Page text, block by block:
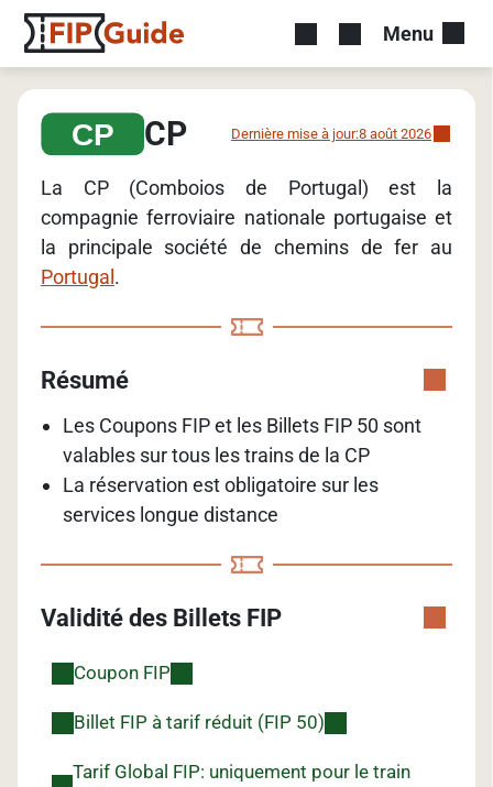
Menu
CP Dernière mise à jour:8 août 2026
La CP (Comboios de Portugal) est la
compagnie ferroviaire nationale portugaise et
la principale société de chemins de fer au
Portugal .
Résumé
Les Coupons FIP et les Billets FIP 50 sont
valables sur tous les trains de la CP
La réservation est obligatoire sur les
services longue distance
Validité des Billets FIP
Coupon FIP
Billet FIP à tarif réduit (FIP 50)
Tarif Global FIP: uniquement pour le train